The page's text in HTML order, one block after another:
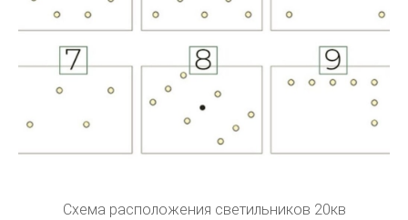
Схема расположения светильников 20кв